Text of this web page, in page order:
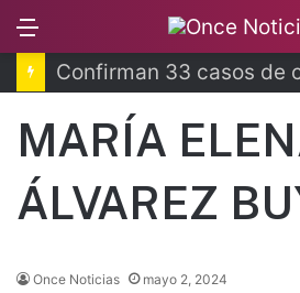
MARÍA
ÁLVAREZ
Once Noticias mayo 2, 2024